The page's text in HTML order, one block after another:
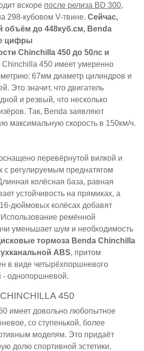
вскоре после релиза BD 300,
298-кубовом V-твине. Сейчас,
объём до 448куб.см, Benda
цифры
Chinchilla 450 до 50лс и
Chinchilla 450 имеет умеренно
67мм диаметр цилиндров и
Это значит, что двигатель
и резвый, что несколько
Так, Benda заявляют
максимальную скорость в 150км/ч.
перевёрнутой вилкой и
с регулируемым преднатягом
колёсная база, равная
устойчивость на прямиках, а
дюймовых колёсах добавят
ремённой
уменьшает шум и необходимость
тормоза Benda Chinchilla
ABS, притом
в виде четырёхпоршневого
- однопоршневой.
450
имеет довольно любопытное
со ступенькой, более
моделям. Это придаёт
долю спортивной эстетики,